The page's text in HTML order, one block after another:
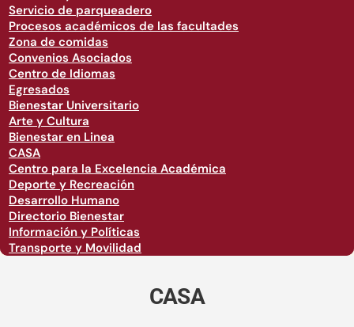
Servicio de parqueadero
Procesos académicos de las facultades
Zona de comidas
Convenios Asociados
Centro de Idiomas
Egresados
Bienestar Universitario
Arte y Cultura
Bienestar en Linea
CASA
Centro para la Excelencia Académica
Deporte y Recreación
Desarrollo Humano
Directorio Bienestar
Información y Políticas
Transporte y Movilidad
CASA